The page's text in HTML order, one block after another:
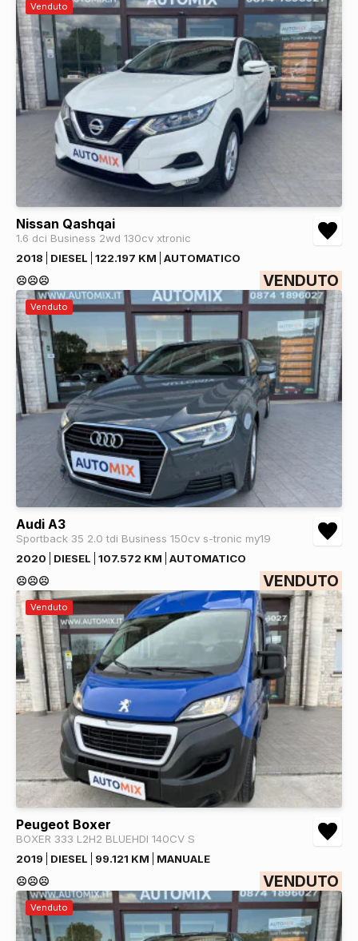
Venduto
Nissan Qashqai
1.6 dci Business 2wd 130cv xtronic
2018
DIESEL 122.197 KM
AUTOMATICO
☹️☹️☹️
VENDUTO
Venduto
Audi A3
Sportback 35 2.0 tdi Business 150cv s-tronic my19
2020
DIESEL 107.572 KM
AUTOMATICO
☹️☹️☹️
VENDUTO
Venduto
Peugeot Boxer
BOXER 333 L2H2 BLUEHDI 140CV S
2019
DIESEL 99.121 KM
MANUALE
☹️☹️☹️
VENDUTO
Venduto